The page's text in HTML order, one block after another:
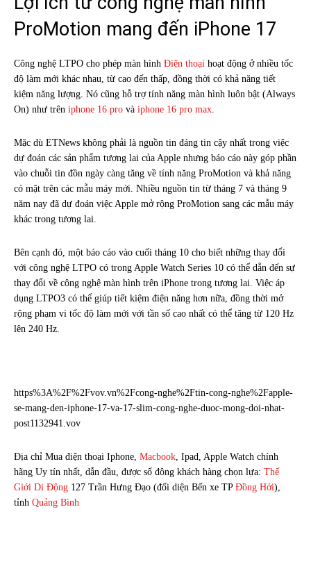
ProMotion mang đến iPhone 17
Công nghệ LTPO cho phép màn hình Điện thoại hoạt động ở nhiều tốc
độ làm mới khác nhau, từ cao đến thấp, đồng thời có khả năng tiết
kiệm năng lượng. Nó cũng hỗ trợ tính năng màn hình luôn bật (Always
On) như trên iphone 16 pro và iphone 16 pro max
Mặc dù ETNews không phải là nguồn tin đáng tin cậy nhất trong việc
dự đoán các sản phẩm tương lai của Apple nhưng báo cáo này góp phần
vào chuỗi tin đồn ngày càng tăng về tính năng ProMotion và khả năng
có mặt trên các mẫu máy mới. Nhiều nguồn tin từ tháng 7 và tháng 9
năm nay đã dự đoán việc Apple mở rộng ProMotion sang các mẫu máy
khác trong tương lai.
Bên cạnh đó, một báo cáo vào cuối tháng 10 cho biết những thay đổi
với công nghệ LTPO có trong Apple Watch Series 10 có thể dẫn đến sự
thay đổi về công nghệ màn hình trên iPhone trong tương lai. Việc áp
dụng LTPO3 có thể giúp tiết kiệm điện năng hơn nữa, đồng thời mở
rộng phạm vi tốc độ làm mới với tần số cao nhất có thể tăng từ 120 Hz
lên 240 Hz.
https%3A%2F%2Fvov.vn%2Fcong-nghe%2Ftin-cong-nghe%2Fapple-
se-mang-den-iphone-17-va-17-slim-cong-nghe-duoc-mong-doi-nhat-
post1132941.vov
Địa chỉ Mua điện thoại Iphone, Macbook , Ipad, Apple Watch chính
hãng Uy tín nhất, dẫn đầu, được số đông khách hàng chọn lựa: Thế
Giới Di Động 127 Trần Hưng Đạo (đối diện Bến xe TP Đồng Hới),
tỉnh Quảng Bình